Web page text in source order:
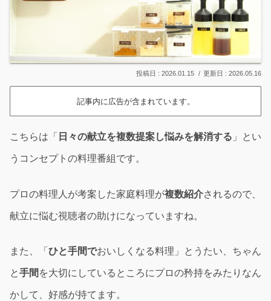
2026.01.15 2026.05.16
記事内に広告が含まれています。
こちらは「 日々の献立を複数提案し悩みを解消する 」とい
うコンセプトの料理番組です。
プロの料理人が考案した家庭料理が複数紹介されるので、
献立に悩む視聴者の助けになっていますね。
また、「 ひと手間でおいしくなる料理」とうたい、ちゃん
と手間 を大切にしているところにプロの矜持をみたりなん
かして、好感が持てます。